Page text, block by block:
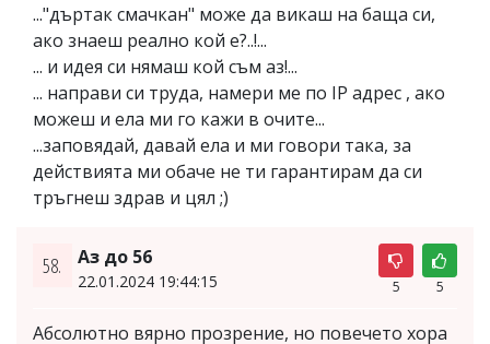
..."дъртак смачкан" може да викаш на баща си,
ако знаеш реално кой е?..!...
... и идея си нямаш кой съм аз!...
... направи си труда, намери ме по IP адрес , ако
можеш и ела ми го кажи в очите...
...заповядай, давай ела и ми говори така, за
действията ми обаче не ти гарантирам да си
тръгнеш здрав и цял ;)
58. Аз до 56
22.01.2024 19:44:15 5 5
Абсолютно вярно прозрение, но повечето хора